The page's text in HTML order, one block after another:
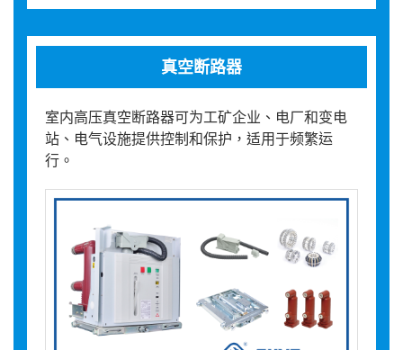
真空断路器
室内高压真空断路器可为工矿企业、电厂和变电
站、电气设施提供控制和保护，适用于频繁运
行。